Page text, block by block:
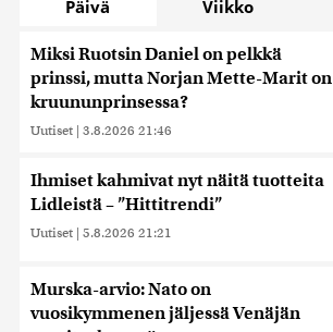
Päivä Viikko
Miksi Ruotsin Daniel on pelkkä
prinssi, mutta Norjan Mette-Marit on
kruununprinsessa?
Uutiset | 3.8.2026 21:46
Ihmiset kahmivat nyt näitä tuotteita
Lidleistä – ”Hittitrendi”
Uutiset | 5.8.2026 21:21
Murska-arvio: Nato on
vuosikymmenen jäljessä Venäjän